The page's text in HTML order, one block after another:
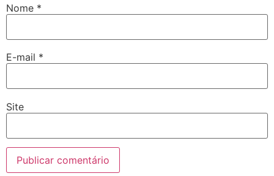
Nome *
E-mail *
Site